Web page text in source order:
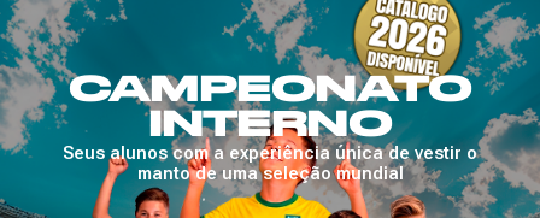
única de vestir o
mundial